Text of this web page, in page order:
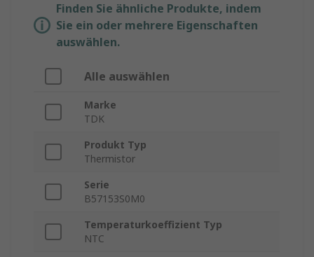
Finden Sie ähnliche Produkte, indem
Sie ein oder mehrere Eigenschaften
auswählen.
Alle auswählen
Marke
TDK
Produkt Typ
Thermistor
Serie
B57153S0M0
Temperaturkoeffizient Typ
NTC